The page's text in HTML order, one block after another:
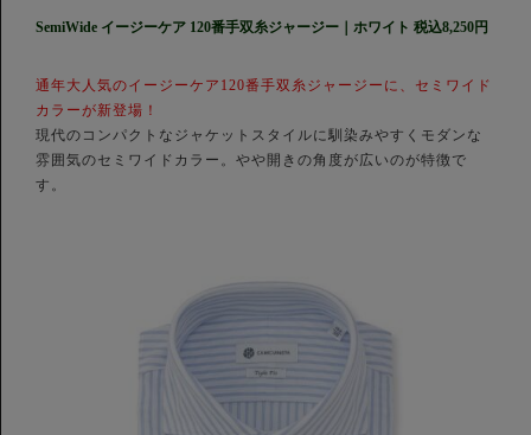
SemiWide イージーケア 120番手双糸ジャージー｜ホワイト 税込8,250円
通年大人気のイージーケア120番手双糸ジャージーに、セミワイド
カラーが新登場！
現代のコンパクトなジャケットスタイルに馴染みやすくモダンな
雰囲気のセミワイドカラー。やや開きの角度が広いのが特徴で
す。